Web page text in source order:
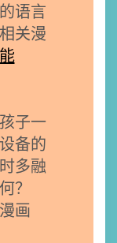
语言
关漫
子一
备的
多融
？
画